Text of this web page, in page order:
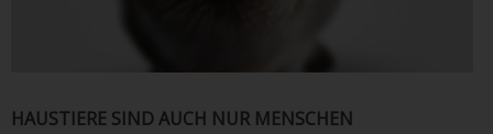
HAUSTIERE SIND AUCH NUR MENSCHEN